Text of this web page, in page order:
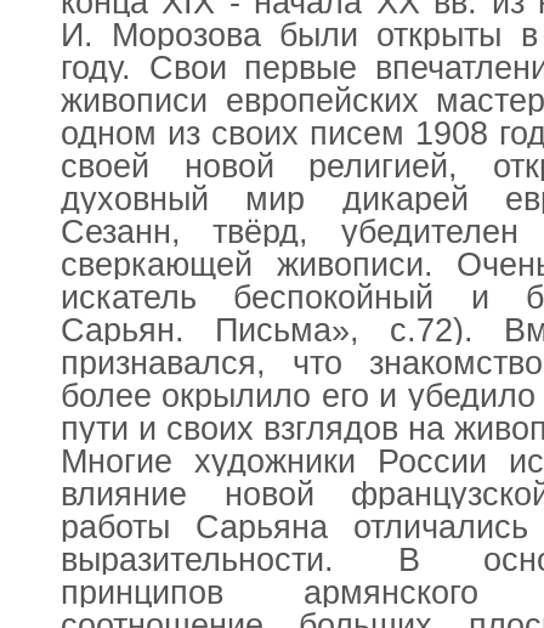
И. Морозова были открыты
году. Свои первые
живописи европейских
одном из своих писем 1908
своей новой религией,
духовный мир дикарей
Сезанн, твёрд,
сверкающей живописи.
искатель беспокойный и
Сарьян. Письма», с.72).
признавался, что
более окрылило его и убедило
пути и своих взглядов на
Многие художники России
влияние новой
работы Сарьяна
выразительности. В
принципов